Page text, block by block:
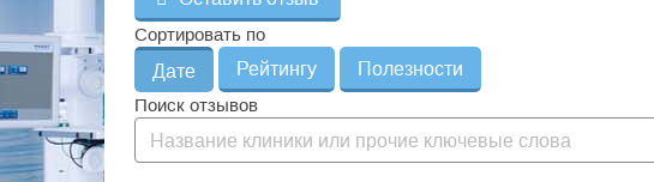
Сортировать по
Дате
Рейтингу
Полезности
Поиск отзывов